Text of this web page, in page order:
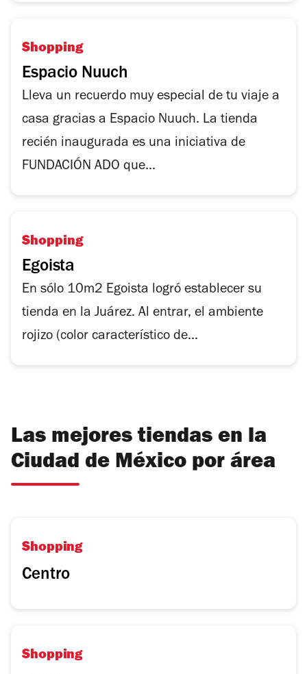
Shopping
Espacio Nuuch
Lleva un recuerdo muy especial de tu viaje a
casa gracias a Espacio Nuuch. La tienda
recién inaugurada es una iniciativa de
FUNDACIÓN ADO que...
Shopping
Egoista
En sólo 10m2 Egoista logró establecer su
tienda en la Juárez. Al entrar, el ambiente
rojizo (color característico de...
Las mejores tiendas en la
Ciudad de México por área
Shopping
Centro
Shopping